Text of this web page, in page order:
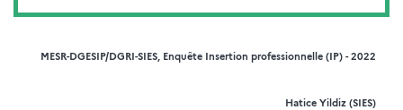
MESR-DGESIP/DGRI-SIES, Enquête Insertion professionnelle (IP) - 2022
Hatice Yildiz (SIES)